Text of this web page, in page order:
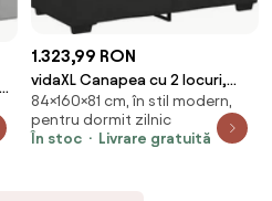
1.323,99 RON
vidaXL Canapea cu 2 locuri,
neagră, 160x81x84 cm, material
textil
84×160×81 cm, în stil modern,
pentru dormit zilnic
În stoc
Livrare gratuită